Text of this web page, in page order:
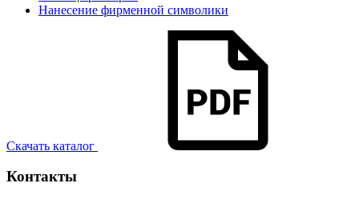
Нанесение фирменной символики
Скачать каталог
Контакты